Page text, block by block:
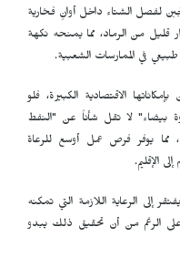
لفصل الشتاء داخل أوانٍ فخارية
من الرماد، مما يمنحه نكهة
في الممارسات الشعبية.
الاقتصادية الكبيرة، فلو
بيضاء" لا تقل شأناً عن "النفط
مما يوفر فرص عمل أوسع للرعاة
الإقليم.
إلى الرعاية اللازمة التي تمكنه
الرغم من أن تحقيق ذلك يبدو